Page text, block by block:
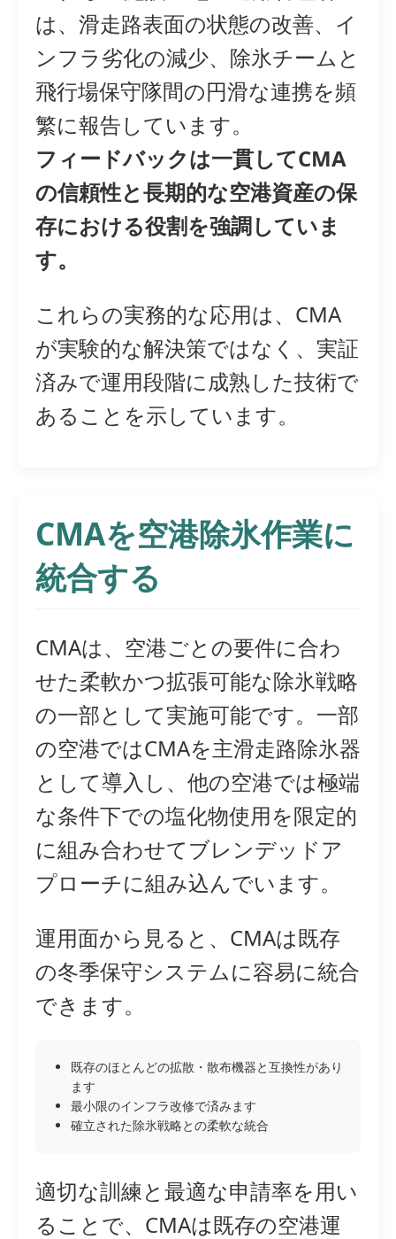
は、滑走路表面の状態の改善、イ
ンフラ劣化の減少、除氷チームと
飛行場保守隊間の円滑な連携を頻
繁に報告しています。
フィードバックは一貫してCMA
の信頼性と長期的な空港資産の保
存における役割を強調していま
す。
これらの実務的な応用は、CMA
が実験的な解決策ではなく、実証
済みで運用段階に成熟した技術で
あることを示しています。
CMAを空港除氷作業に
統合する
CMAは、空港ごとの要件に合わ
せた柔軟かつ拡張可能な除氷戦略
の一部として実施可能です。一部
の空港ではCMAを主滑走路除氷器
として導入し、他の空港では極端
な条件下での塩化物使用を限定的
に組み合わせてブレンデッドア
プローチに組み込んでいます。
運用面から見ると、CMAは既存
の冬季保守システムに容易に統合
できます。
既存のほとんどの拡散・散布機器と互換性があり
ます
最小限のインフラ改修で済みます
確立された除氷戦略との柔軟な統合
適切な訓練と最適な申請率を用い
ることで、CMAは既存の空港運